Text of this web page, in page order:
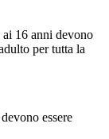
16 anni devono
per tutta la
essere